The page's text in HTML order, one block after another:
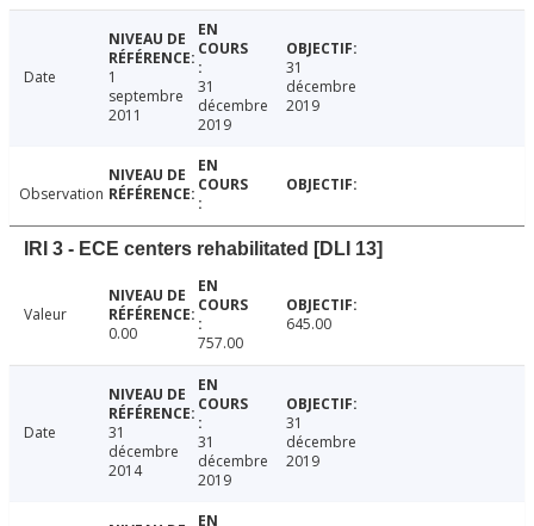
Date
1
septembre
2011
31
décembre
2019
31
décembre
2019
Observation
IRI 3 - ECE centers rehabilitated [DLI 13]
Valeur
0.00
757.00
645.00
Date
31
décembre
2014
31
décembre
2019
31
décembre
2019